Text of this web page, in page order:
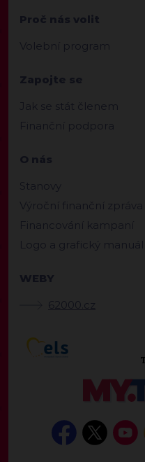
Proč nás volit
Volební program
Zapojte se
Jak se stát členem
Finanční podpora
O nás
Stanovy
Výroční finanční zpráva
Financování kampaní
Logo a grafický manuál
WEBY
62000.cz